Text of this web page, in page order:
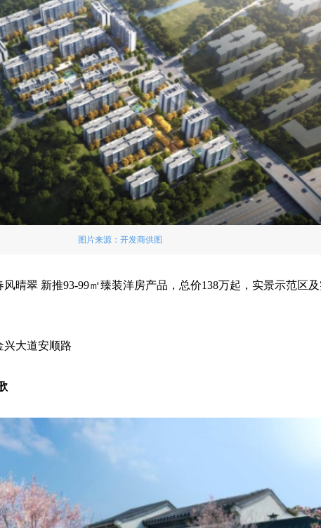
图片来源：开发商供图
晴翠 新推93-99㎡臻装洋房产品，总价138万起，实景示范区
兴大道安顺路